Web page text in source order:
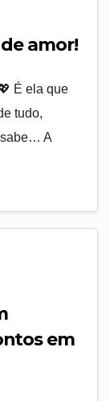
amor!
É ela que
tudo,
sabe… A
em